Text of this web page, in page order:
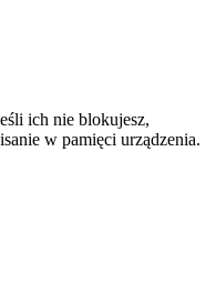
ich nie blokujesz,
w pamięci urządzenia.